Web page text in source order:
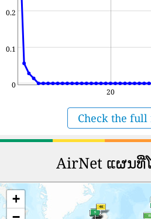
0
0.1
0.2
20
Check the
AirNet ແຜນທີ່
+